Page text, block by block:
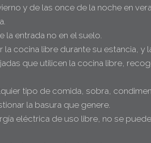
y de las once de la noche en
la entrada no en el suelo.
cocina libre durante su estancia, y
que utilicen la cocina libre,
tipo de comida, sobra,
la basura que genere.
eléctrica de uso libre, no se